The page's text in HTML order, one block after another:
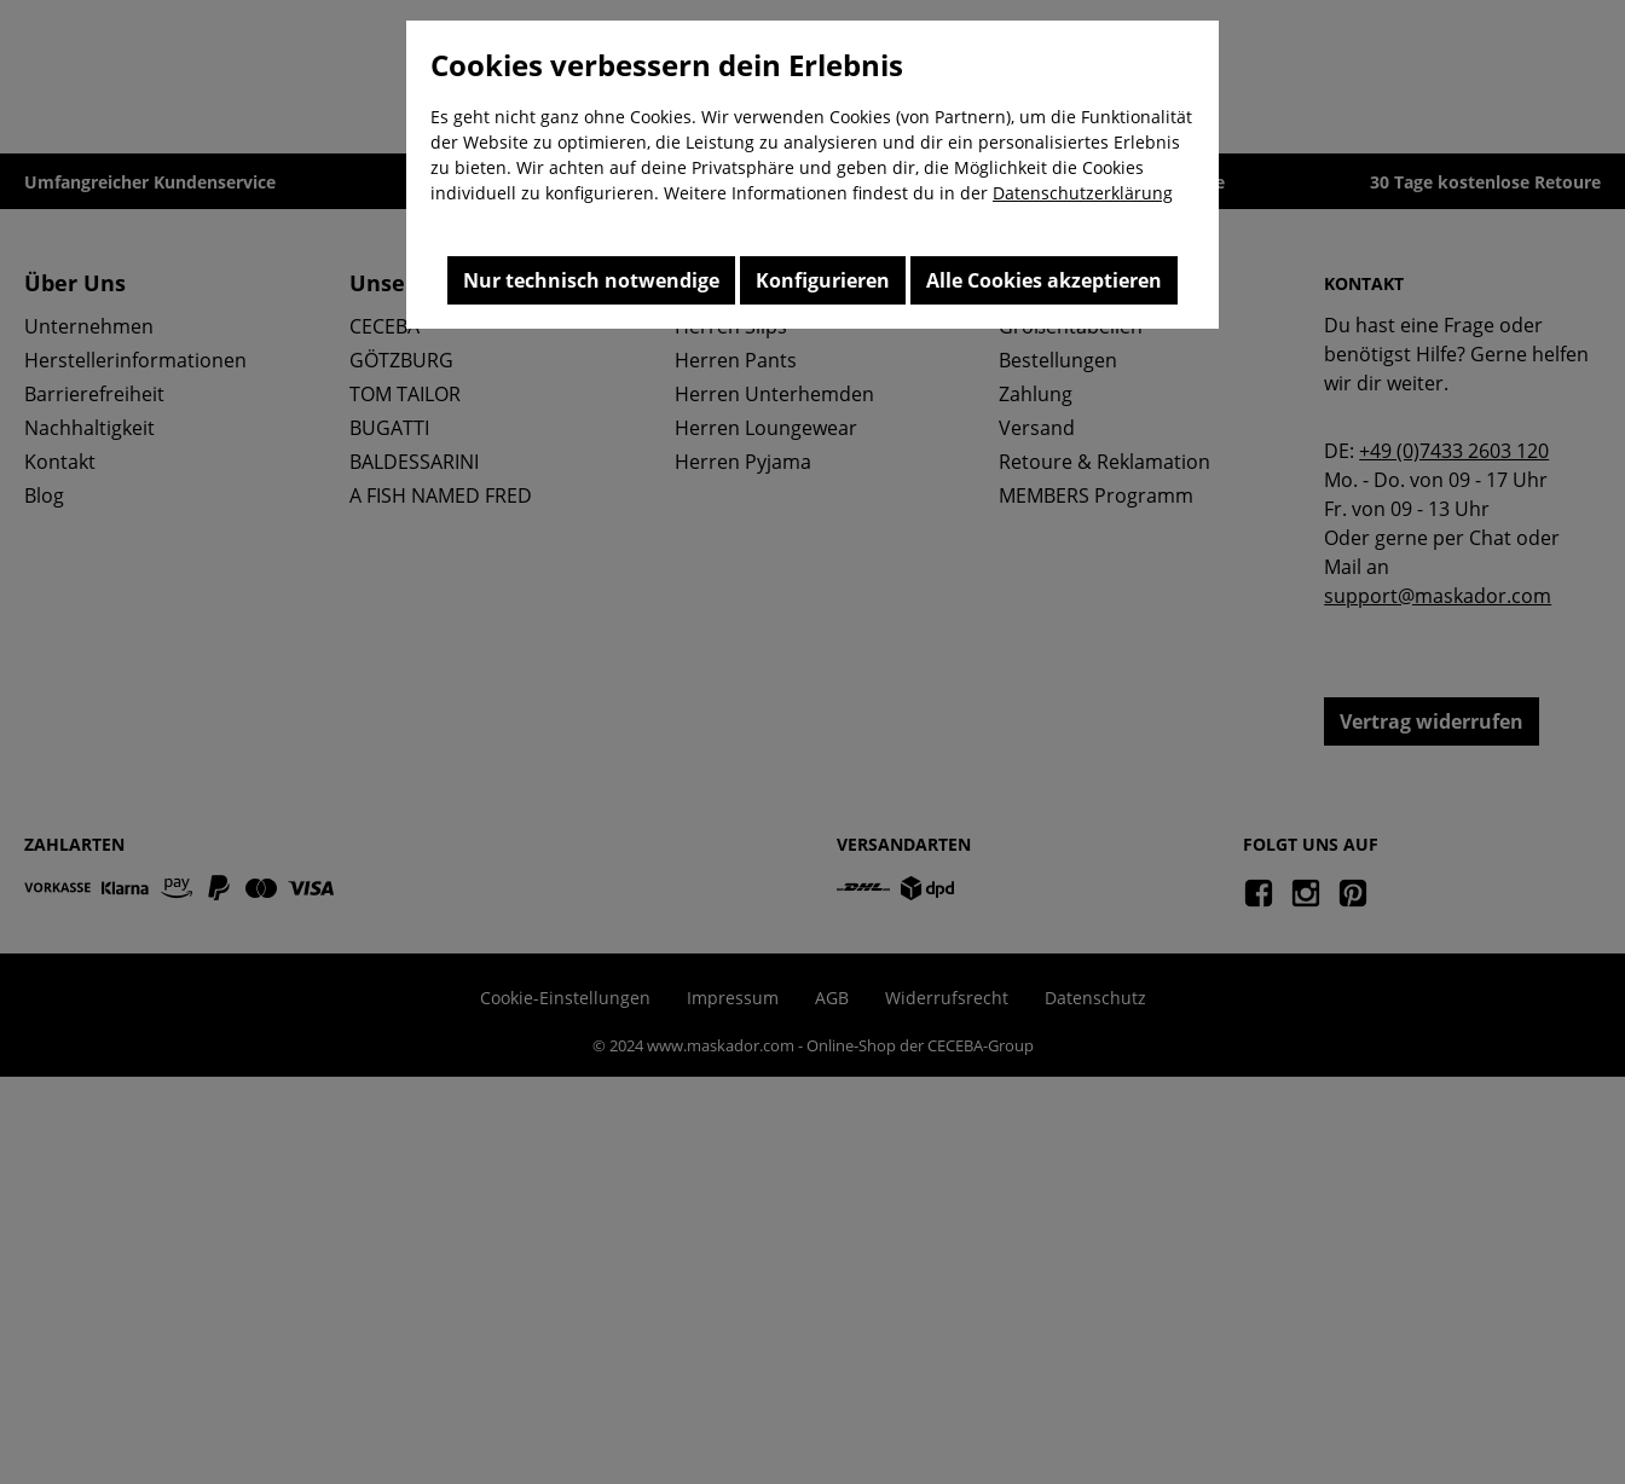
Umfangreicher Kundenservice Kauf auf Rechnung Kostenloser Versand ab 29,-€ Lieferzeit 1-3 Werktage 30 Tage kostenlose Retoure
Über Uns
Unternehmen
Herstellerinformationen
Barrierefreiheit
Nachhaltigkeit
Kontakt
Blog
Unsere Marken
CECEBA
GÖTZBURG
TOM TAILOR
BUGATTI
BALDESSARINI
A FISH NAMED FRED
Top Kategorien
Herren Slips
Herren Pants
Herren Unterhemden
Herren Loungewear
Herren Pyjama
Service & FAQ
Größentabellen
Bestellungen
Zahlung
Versand
Retoure & Reklamation
MEMBERS Programm
KONTAKT
Du hast eine Frage oder
benötigst Hilfe? Gerne helfen
wir dir weiter.
DE:+49 (0)7433 2603 120
Mo. - Do. von 09 - 17 Uhr
Fr. von 09 - 13 Uhr
Oder gerne per Chat oder
Mail an
support@maskador.com
Vertrag widerrufen
ZAHLARTEN VERSANDARTEN FOLGT UNS AUF
Cookie-Einstellungen Impressum AGB Widerrufsrecht Datenschutz
© 2024 www.maskador.com - Online-Shop der CECEBA-Group
Cookies verbessern dein Erlebnis
Es geht nicht ganz ohne Cookies. Wir verwenden Cookies (von Partnern), um die Funktionalität
der Website zu optimieren, die Leistung zu analysieren und dir ein personalisiertes Erlebnis
zu bieten. Wir achten auf deine Privatsphäre und geben dir, die Möglichkeit die Cookies
individuell zu konfigurieren. Weitere Informationen findest du in der Datenschutzerklärung
Nur technisch notwendige Konfigurieren Alle Cookies akzeptieren